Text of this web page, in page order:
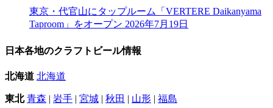
東京・代官山にタップルーム「VERTERE Daikanyama
Taproom」をオープン 2026年7月19日
日本各地のクラフトビール情報
北海道 北海道
東北 青森 | 岩手 | 宮城 | 秋田 | 山形 | 福島